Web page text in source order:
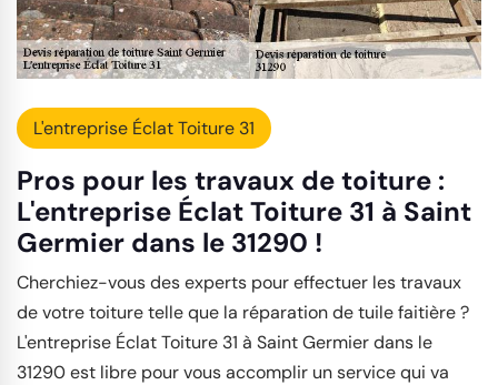
L'entreprise Éclat Toiture 31
Pros pour les travaux de toiture :
L'entreprise Éclat Toiture 31 à Saint
Germier dans le 31290 !
Cherchiez-vous des experts pour effectuer les travaux
de votre toiture telle que la réparation de tuile faitière ?
L'entreprise Éclat Toiture 31 à Saint Germier dans le
31290 est libre pour vous accomplir un service qui va